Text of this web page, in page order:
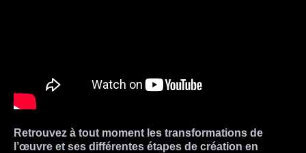
Retrouvez à tout moment les transformations de
l’œuvre et ses différentes étapes de création en